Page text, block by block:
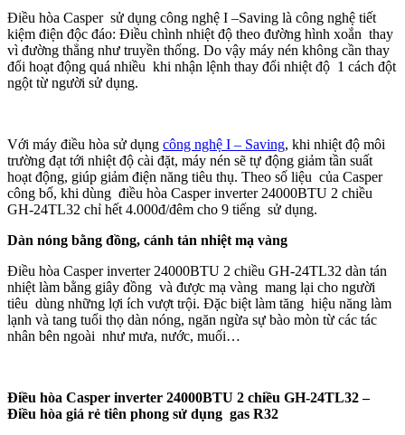
Điều hòa Casper sử dụng công nghệ I –Saving là công nghệ tiết
kiệm điện độc đáo: Điều chình nhiệt độ theo đường hình xoắn thay
vì đường thẳng như truyền thống. Do vậy máy nén không cần thay
đổi hoạt động quá nhiều khi nhận lệnh thay đổi nhiệt độ 1 cách đột
ngột từ người sử dụng.
Với máy điều hòa sử dụng công nghệ I – Saving, khi nhiệt độ môi
trường đạt tới nhiệt độ cài đặt, máy nén sẽ tự động giảm tần suất
hoạt động, giúp giảm điện năng tiêu thụ. Theo số liệu của Casper
công bố, khi dùng điều hòa Casper inverter 24000BTU 2 chiều
GH-24TL32 chỉ hết 4.000đ/đêm cho 9 tiếng sử dụng.
Dàn nóng bằng đồng, cánh tản nhiệt mạ vàng
Điều hòa Casper inverter 24000BTU 2 chiều GH-24TL32 dàn tán
nhiệt làm bằng giây đồng và được mạ vàng mang lại cho người
tiêu dùng những lợi ích vượt trội. Đặc biệt làm tăng hiệu năng làm
lạnh và tang tuổi thọ dàn nóng, ngăn ngừa sự bào mòn từ các tác
nhân bên ngoài như mưa, nước, muối…
Điều hòa Casper inverter 24000BTU 2 chiều GH-24TL32 –
Điều hòa giá rẻ tiên phong sử dụng gas R32